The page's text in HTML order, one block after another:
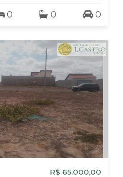
0 0 0
R$ 65.000,00